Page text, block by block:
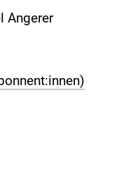
Angerer